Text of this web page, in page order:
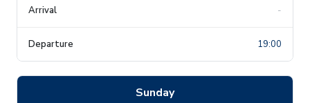
-
19:00
Sunday